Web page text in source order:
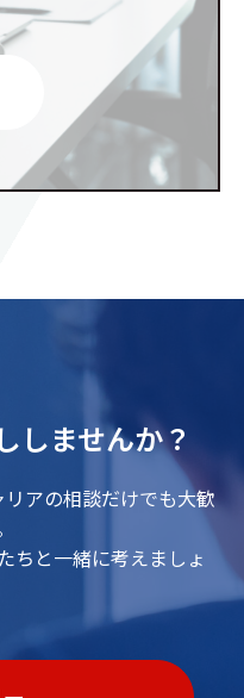
しませんか？
アの相談だけでも大歓
ちと一緒に考えましょ